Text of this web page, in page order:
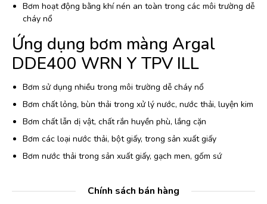
Bơm hoạt động bằng khí nén an toàn trong các môi trường dễ
cháy nổ
Ứng dụng bơm màng Argal
DDE400 WRN Y TPV ILL
Bơm sử dụng nhiều trong môi trường dễ cháy nổ
Bơm chất lỏng, bùn thải trong xử lý nước, nước thải, luyện kim
Bơm chất lẫn dị vật, chất rắn huyền phù, lắng cặn
Bơm các loại nước thải, bột giấy, trong sản xuất giấy
Bơm nước thải trong sản xuất giấy, gạch men, gốm sứ
Chính sách bán hàng